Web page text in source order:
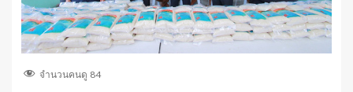
จำนวนคนดู 84